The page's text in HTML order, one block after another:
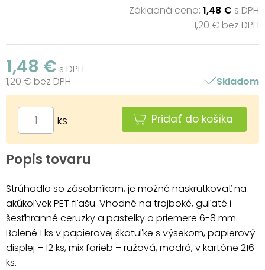
Základná cena: 1,48 € s DPH
1,20 € bez DPH
1,48 € s DPH
1,20 € bez DPH
Skladom
ks Pridať do košíka
Popis tovaru
Strúhadlo so zásobníkom, je možné naskrutkovať na
akúkoľvek PET fľašu. Vhodné na trojboké, guľaté i
šesťhranné ceruzky a pastelky o priemere 6-8 mm.
Balené 1 ks v papierovej škatuľke s výsekom, papierový
displej – 12 ks, mix farieb – ružová, modrá, v kartóne 216
ks.